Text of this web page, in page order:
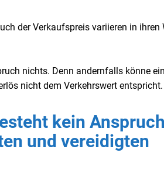
der Verkaufspreis variieren in ihren
nichts. Denn andernfalls könne ein
nicht dem Verkehrswert entspricht.
kein
und vereidigten